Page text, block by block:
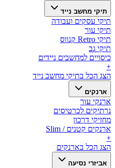
תיקי מחשב נייד
תיקי עסקים ועבודה
תיקי עור
תיקי Retro קנווס
תיקי גב
כיסויים למחשבים ניידים
+
הצג הכל בתיקי מחשב נייד
ארנקים
ארנקי עור
נרתיקים לכרטיסים
מחזיקי דרכון
ארנקים קטנים / Slim
+
הצג הכל בארנקים
אביזרי נסיעה